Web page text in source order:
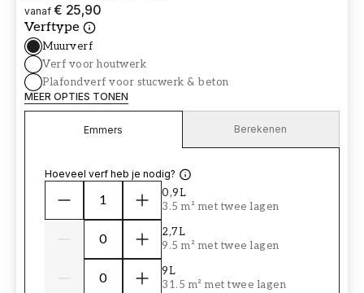
vanaf € 25,90
Verftype
Muurverf
Verf voor houtwerk
Plafondverf voor stucwerk & beton
MEER OPTIES TONEN
Emmers Berekenen
Hoeveel verf heb je nodig?
0,9L
3.5 m² met twee lagen
2,7L
9.5 m² met twee lagen
9L
31.5 m² met twee lagen